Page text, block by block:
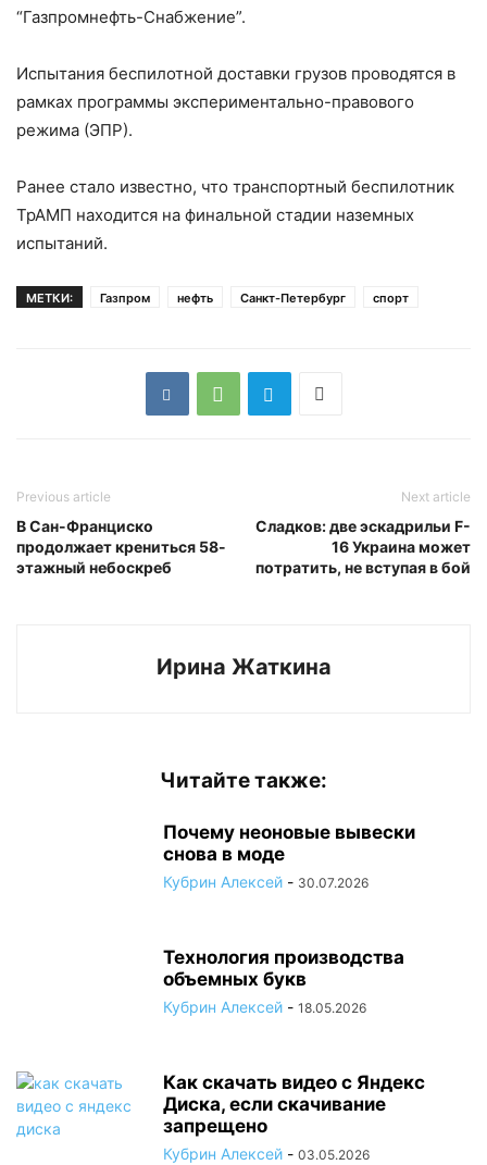
“Газпромнефть-Снабжение”.
Испытания беспилотной доставки грузов проводятся в
рамках программы экспериментально-правового
режима (ЭПР).
Ранее стало известно, что транспортный беспилотник
ТрАМП находится на финальной стадии наземных
испытаний.
МЕТКИ: Газпром нефть Санкт-Петербург спорт
Previous article
В Сан-Франциско
продолжает крениться 58-
этажный небоскреб
Next article
Сладков: две эскадрильи F-
16 Украина может
потратить, не вступая в бой
Ирина Жаткина
Читайте также:
Почему неоновые вывески
снова в моде
Кубрин Алексей - 30.07.2026
Технология производства
объемных букв
Кубрин Алексей - 18.05.2026
Как скачать видео с Яндекс
Диска, если скачивание
запрещено
Кубрин Алексей - 03.05.2026